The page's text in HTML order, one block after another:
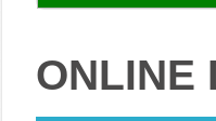
ONLINE